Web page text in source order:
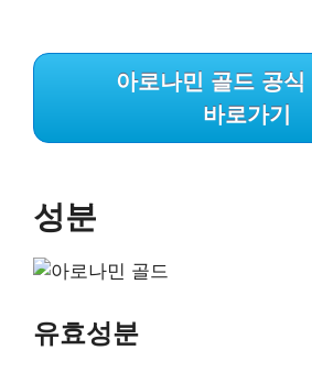
아로나민 골드 공식
바로가기
성분
유효성분